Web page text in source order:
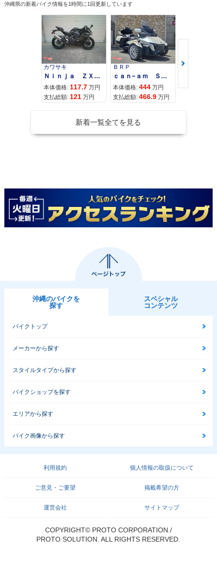
沖縄県の新着バイク情報を1時間に1回更新しています
カワサキ
Ｎｉｎｊａ ＺＸ−４Ｒ ＳＥ
本体価格: 117.7 万円
支払総額: 121 万円
ＢＲＰ
ｃａｎ−ａｍ ＳＰＹＤＥＲ ＲＴ ＬＩＭＩＴＥＤ
本体価格: 444 万円
支払総額: 466.9 万円
スズキ
本体価格:
新着一覧全てを見る
沖縄のバイクを
探す
スペシャル
コンテンツ
バイクトップ
メーカーから探す
スタイルタイプから探す
バイクショップを探す
エリアから探す
バイク画像から探す
利用規約 個人情報の取扱について
ご意見・ご要望 掲載希望の方
運営会社 サイトマップ
COPYRIGHT© PROTO CORPORATION./
PROTO SOLUTION. ALL RIGHTS RESERVED.